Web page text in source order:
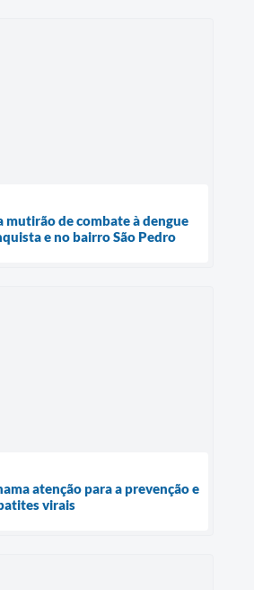
mutirão de combate à dengue
e no bairro São Pedro
atenção para a prevenção e
virais